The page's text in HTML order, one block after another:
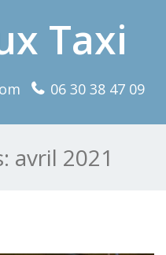
Taxi
06 30 38 47 09
avril 2021